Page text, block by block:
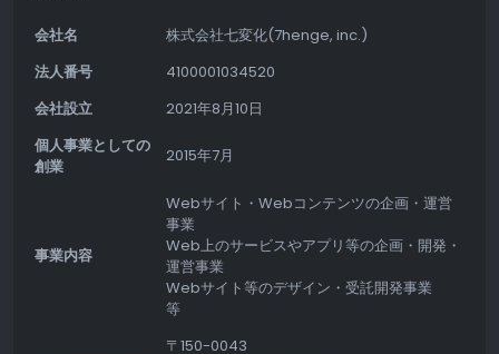
会社名
株式会社七変化(7henge, inc.)
法人番号
4100001034520
会社設立
2021年8月10日
個人事業としての
創業
2015年7月
事業内容
Webサイト・Webコンテンツの企画・運営
事業
Web上のサービスやアプリ等の企画・開発・
運営事業
Webサイト等のデザイン・受託開発事業
等
〒150-0043